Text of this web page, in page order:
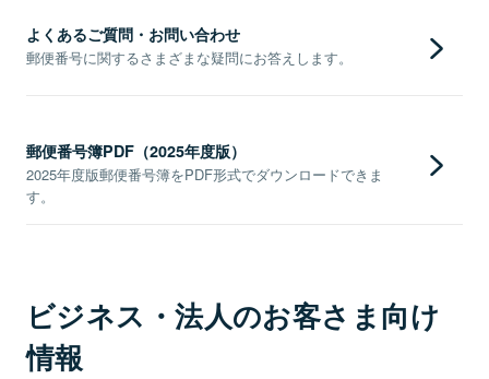
よくあるご質問・お問い合わせ
郵便番号に関するさまざまな疑問にお答えします。
郵便番号簿PDF（2025年度版）
2025年度版郵便番号簿をPDF形式でダウンロードできま
す。
ビジネス・法人のお客さま向け
情報